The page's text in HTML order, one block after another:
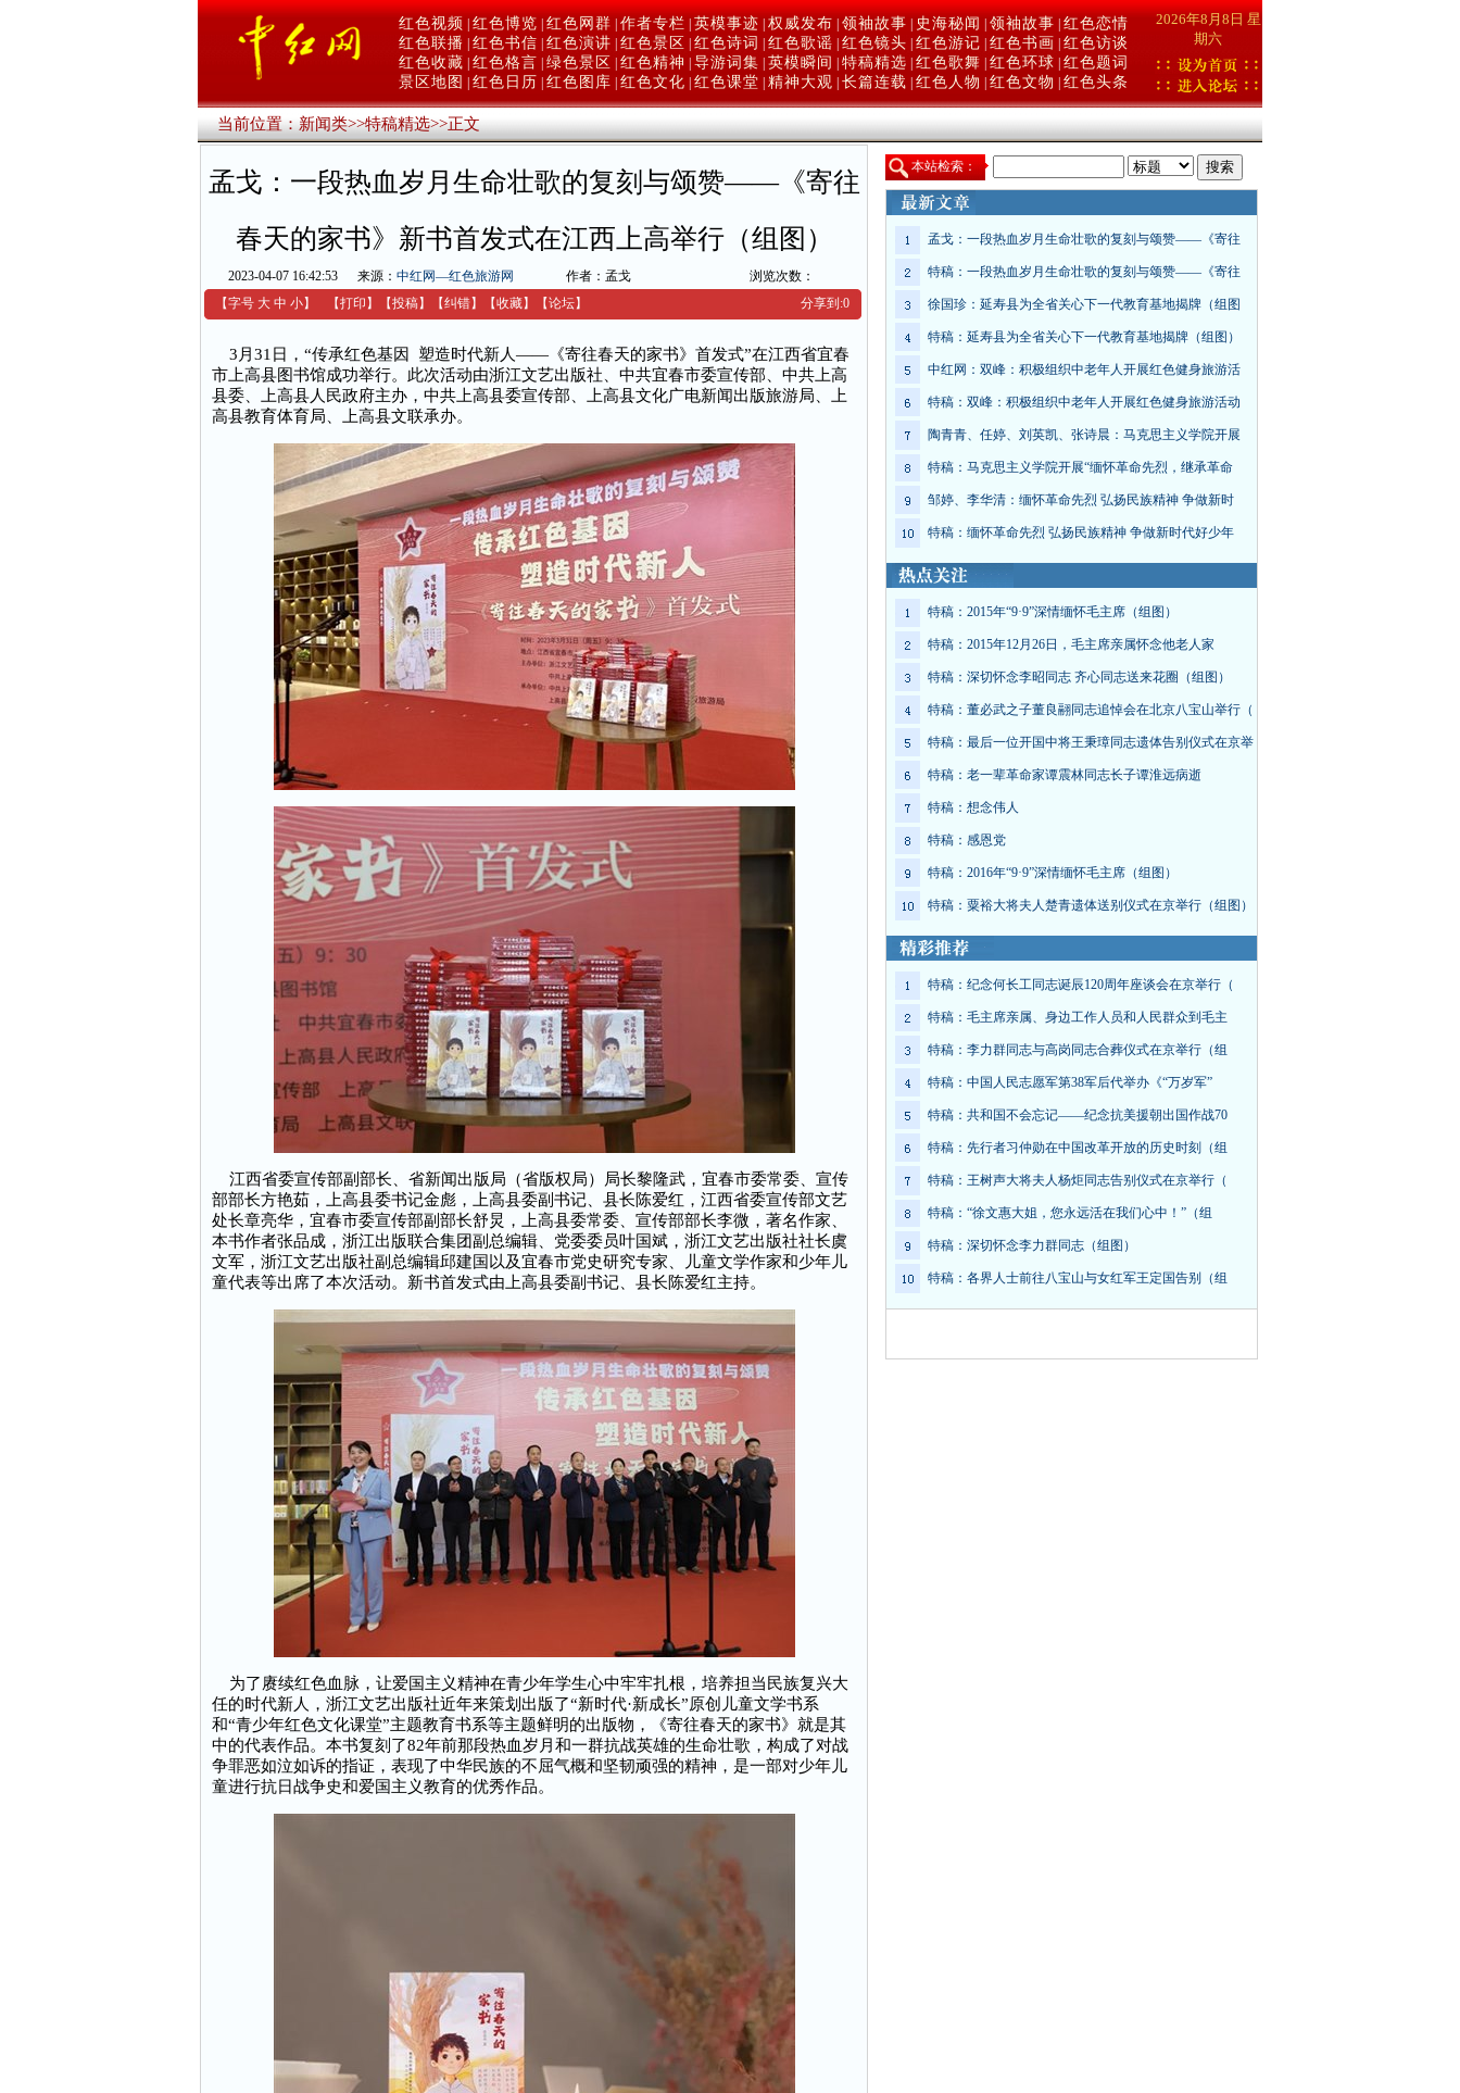
红色视频 红色博览 红色网群 作者专栏 英模事迹 权威发布 领袖故事 史海秘闻 领袖故事 红色恋情
红色联播 红色书信 红色演讲 红色景区 红色诗词 红色歌谣 红色镜头 红色游记 红色书画
红色访谈
红色收藏 红色格言 绿色景区 红色精神 导游词集 英模瞬间 特稿精选 红色歌舞 红色环球 红色题词
景区地图
红色日历 红色图库 红色文化 红色课堂 精神大观 长篇连载 红色人物 红色文物 红色头条
2026年8月8日 星
期六
当前位置：新闻类>>特稿精选>>正文
孟戈：一段热血岁月生命壮歌的复刻与颂赞——《寄往
春天的家书》新书首发式在江西上高举行（组图）
2023-04-07 16:42:53 来源： 中红网—红色旅游网 作者：孟戈
浏览次数：
【字号 大 中 小】 【打印 】 【投稿】 【纠错】 【收藏】 【论坛】 分享到:0
3月31日，“传承红色基因 塑造时代新人——《寄往春天的家书》首发式”在江西省宜春
市上高县图书馆成功举行。此次活动由浙江文艺出版社、中共宜春市委宣传部、中共上高
县委、上高县人民政府主办，中共上高县委宣传部、上高县文化广电新闻出版旅游局、上
高县教育体育局、上高县文联承办。
江西省委宣传部副部长、省新闻出版局（省版权局）局长黎隆武，宜春市委常委、宣传
部部长方艳茹，上高县委书记金彪，上高县委副书记、县长陈爱红，江西省委宣传部文艺
处长章亮华，宜春市委宣传部副部长舒炅，上高县委常委、宣传部部长李微，著名作家、
本书作者张品成，浙江出版联合集团副总编辑、党委委员叶国斌，浙江文艺出版社社长虞
文军，浙江文艺出版社副总编辑邱建国以及宜春市党史研究专家、儿童文学作家和少年儿
童代表等出席了本次活动。新书首发式由上高县委副书记、县长陈爱红主持。
为了赓续红色血脉，让爱国主义精神在青少年学生心中牢牢扎根，培养担当民族复兴大
任的时代新人，浙江文艺出版社近年来策划出版了“新时代·新成长”原创儿童文学书系
和“青少年红色文化课堂”主题教育书系等主题鲜明的出版物，《寄往春天的家书》就是其
中的代表作品。本书复刻了82年前那段热血岁月和一群抗战英雄的生命壮歌，构成了对战
争罪恶如泣如诉的指证，表现了中华民族的不屈气概和坚韧顽强的精神，是一部对少年儿
童进行抗日战争史和爱国主义教育的优秀作品。
本站检索：
孟戈：一段热血岁月生命壮歌的复刻与颂赞——《寄往
特稿：一段热血岁月生命壮歌的复刻与颂赞——《寄往
徐国珍：延寿县为全省关心下一代教育基地揭牌（组图
特稿：延寿县为全省关心下一代教育基地揭牌（组图）
中红网：双峰：积极组织中老年人开展红色健身旅游活
特稿：双峰：积极组织中老年人开展红色健身旅游活动
陶青青、任婷、刘英凯、张诗晨：马克思主义学院开展
特稿：马克思主义学院开展“缅怀革命先烈，继承革命
邹婷、李华清：缅怀革命先烈 弘扬民族精神 争做新时
特稿：缅怀革命先烈 弘扬民族精神 争做新时代好少年
特稿：2015年“9·9”深情缅怀毛主席（组图）
特稿：2015年12月26日，毛主席亲属怀念他老人家
特稿：深切怀念李昭同志 齐心同志送来花圈（组图）
特稿：董必武之子董良翮同志追悼会在北京八宝山举行（
特稿：最后一位开国中将王秉璋同志遗体告别仪式在京举
特稿：老一辈革命家谭震林同志长子谭淮远病逝
特稿：想念伟人
特稿：感恩党
特稿：2016年“9·9”深情缅怀毛主席（组图）
特稿：粟裕大将夫人楚青遗体送别仪式在京举行（组图）
特稿：纪念何长工同志诞辰120周年座谈会在京举行（
特稿：毛主席亲属、身边工作人员和人民群众到毛主
特稿：李力群同志与高岗同志合葬仪式在京举行（组
特稿：中国人民志愿军第38军后代举办《“万岁军”
特稿：共和国不会忘记——纪念抗美援朝出国作战70
特稿：先行者习仲勋在中国改革开放的历史时刻（组
特稿：王树声大将夫人杨炬同志告别仪式在京举行（
特稿：“徐文惠大姐，您永远活在我们心中！”（组
特稿：深切怀念李力群同志（组图）
特稿：各界人士前往八宝山与女红军王定国告别（组